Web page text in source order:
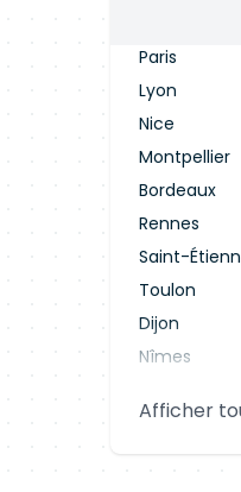
Paris
Lyon
Nice
Montpellier
Bordeaux
Rennes
Saint-
Toulon
Dijon
Nîmes
Aix-en-
Afficher